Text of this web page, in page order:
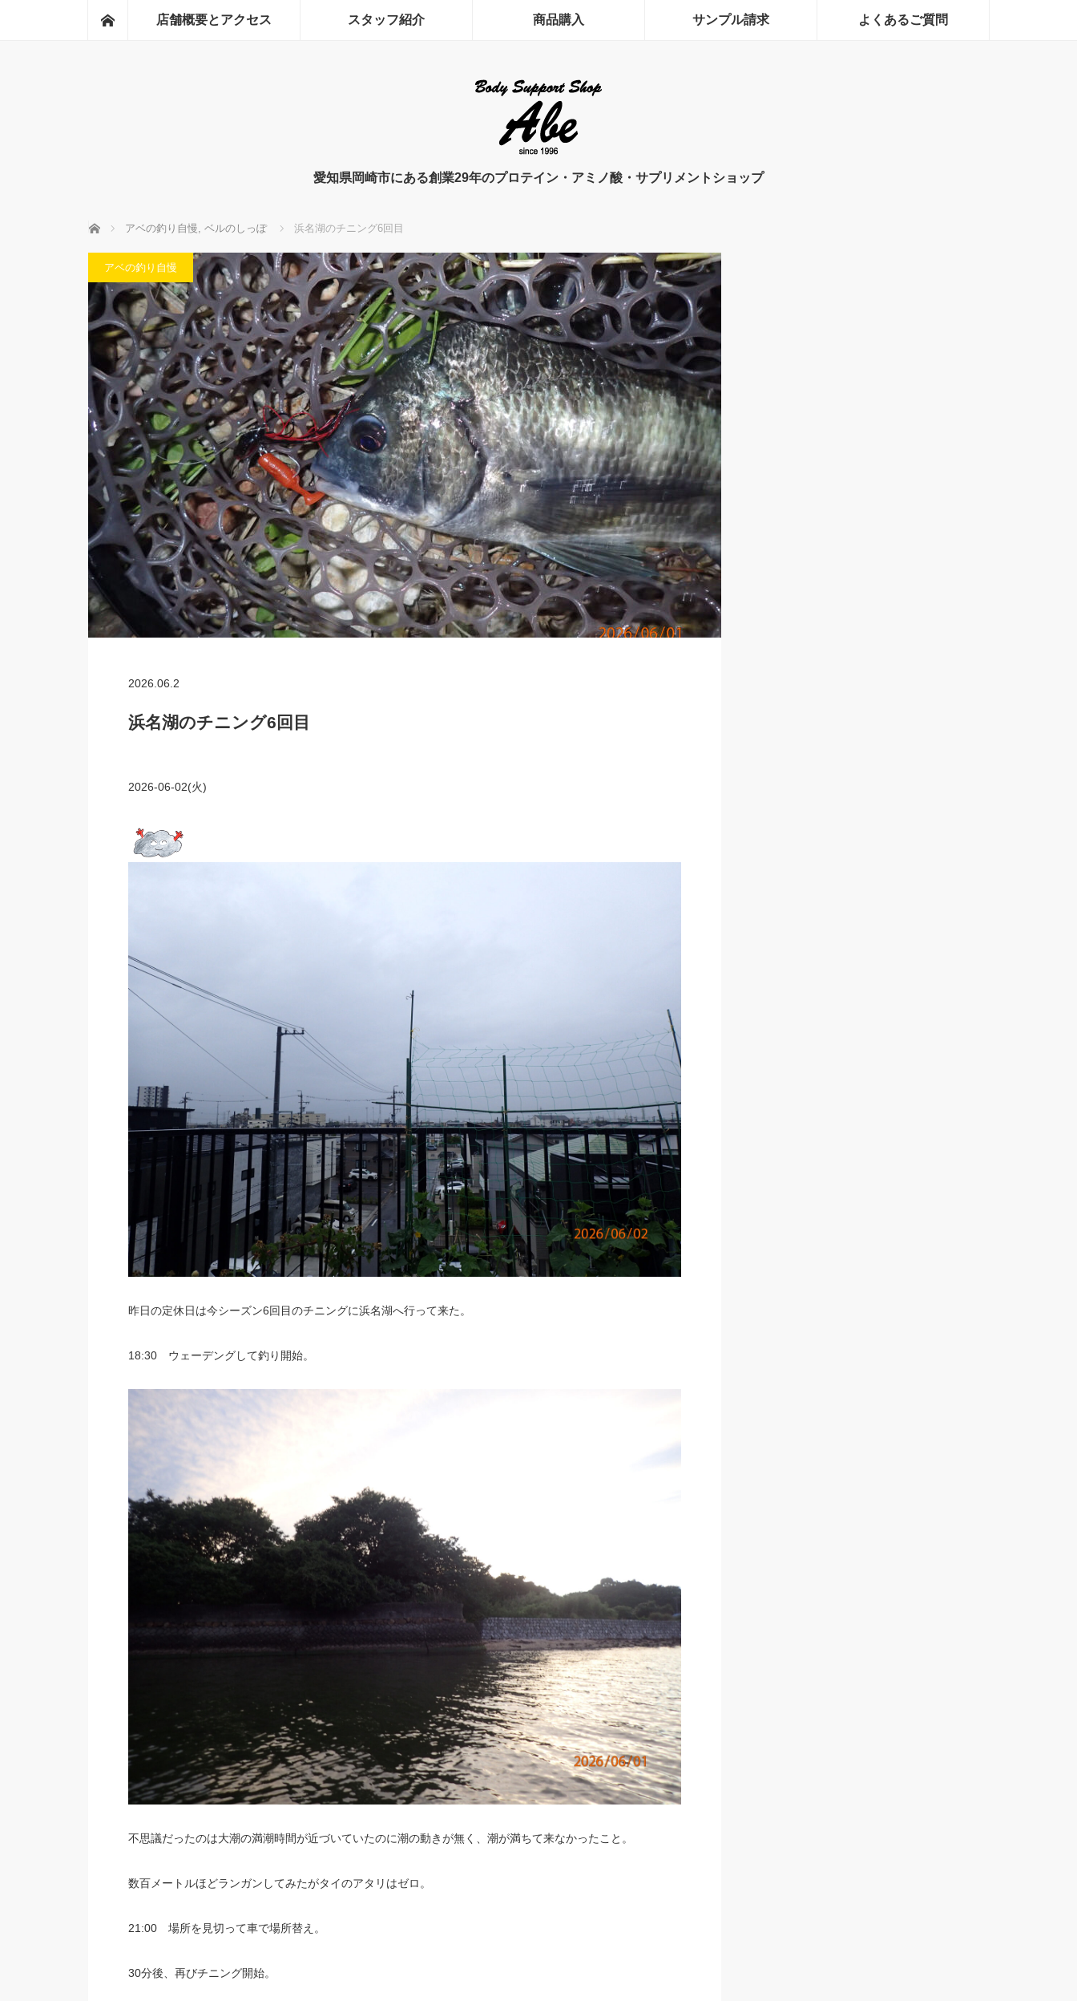
ホーム店舗概要とアクセス スタッフ紹介 商品購入 サンプル請求 よくあるご質問
愛知県岡崎市にある創業29年のプロテイン・アミノ酸・サプリメントショップ
ホーム アベの釣り自慢, ベルのしっぽ 浜名湖のチニング6回目
アベの釣り自慢
2026.06.2
浜名湖のチニング6回目
2026-06-02(火)
昨日の定休日は今シーズン6回目のチニングに浜名湖へ行って来た。
18:30 ウェーデングして釣り開始。
不思議だったのは大潮の満潮時間が近づいていたのに潮の動きが無く、潮が満ちて来なかったこと。
数百メートルほどランガンしてみたがタイのアタリはゼロ。
21:00 場所を見切って車で場所替え。
30分後、再びチニング開始。